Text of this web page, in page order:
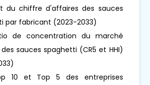
du chiffre d'affaires des sauces
par fabricant (2023-2033)
de concentration du marché
sauces spaghetti (CR5 et HHI)
10 et Top 5 des entreprises